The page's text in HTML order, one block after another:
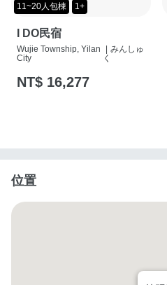
11~20人包棟 1+
I DO民宿
Wujie Township, Yilan
City
みんしゅ
く
NT$ 16,277
位置